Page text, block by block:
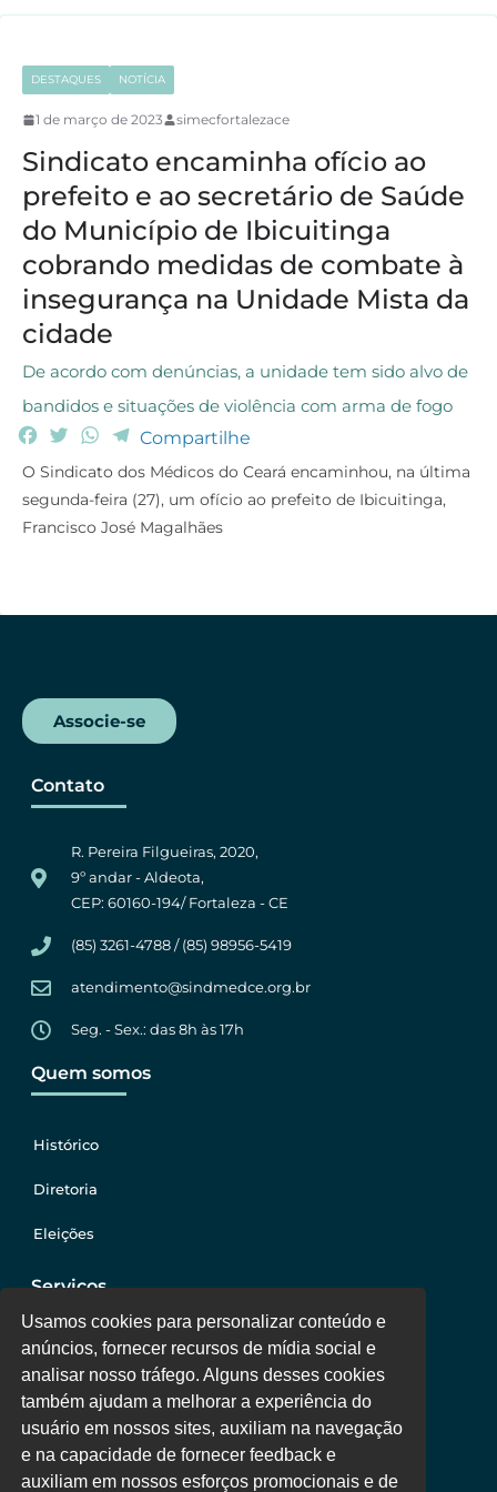
DESTAQUES NOTÍCIA
1 de março de 2023 simecfortalezace
Sindicato encaminha ofício ao
prefeito e ao secretário de Saúde
do Município de Ibicuitinga
cobrando medidas de combate à
insegurança na Unidade Mista da
cidade
De acordo com denúncias, a unidade tem sido alvo de
bandidos e situações de violência com arma de fogo
F
c
e
b
i
t
t
W
a
t
s
T
l
e
g
Compartilhe
O Sindicato dos Médicos do Ceará encaminhou, na última
segunda-feira (27), um ofício ao prefeito de Ibicuitinga,
Francisco José Magalhães
Associe-se
Contato
R. Pereira Filgueiras, 2020,
9º andar - Aldeota,
CEP: 60160-194/ Fortaleza - CE
(85) 3261-4788 / (85) 98956-5419
atendimento@sindmedce.org.br
Seg. - Sex.: das 8h às 17h
Quem somos
Histórico
Diretoria
Eleições
Serviços
Jurídico
Oportunidades
Clube de Vantagens
Usamos cookies para personalizar conteúdo e
anúncios, fornecer recursos de mídia social e
analisar nosso tráfego. Alguns desses cookies
também ajudam a melhorar a experiência do
usuário em nossos sites, auxiliam na navegação
e na capacidade de fornecer feedback e
auxiliam em nossos esforços promocionais e de